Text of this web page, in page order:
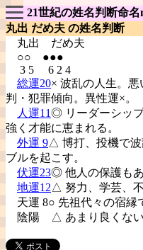
21世紀の姓名判断命名
丸出 だめ夫 の姓名判断
丸出 だめ夫
○○ ●●●
3 5 6 2 4
総運20× 波乱の人生。
判・犯罪傾向。異性運×。
人運11◎ リーダーシッ
強く才能に恵まれる。
外運 9△ 博打、投機で波
ブルを起こす。
伏運23◎ 他人の保護もあ
地運12△ 努力、学芸、不
天運 8○ 先祖代々の宿縁
陰陽
△ あまり良くない